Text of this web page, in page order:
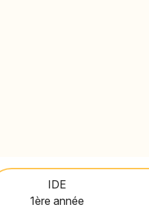
IDE
1ère année